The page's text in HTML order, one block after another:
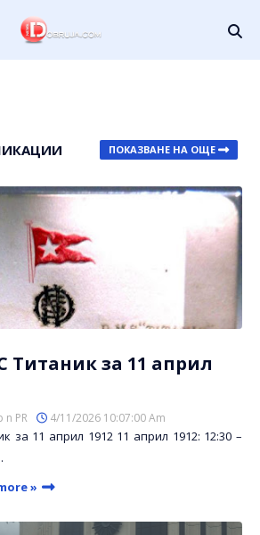
ПОКАЗВАНЕ НА ОЩЕ
за 11 април
PR 4/11/2026 10:07:00 Am
11 април 1912 11 април 1912: 12:30 –
»